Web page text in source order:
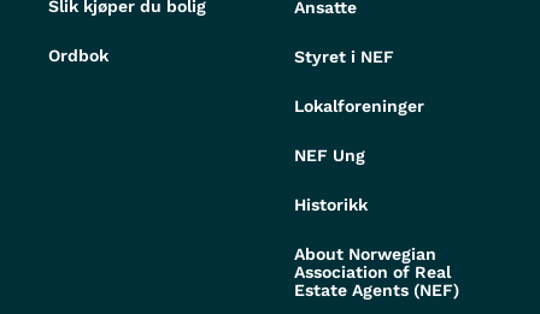
Slik kjøper du bolig
Ordbok
Ansatte
Styret i NEF
Lokalforeninger
NEF Ung
Historikk
About Norwegian
Association of Real
Estate Agents (NEF)